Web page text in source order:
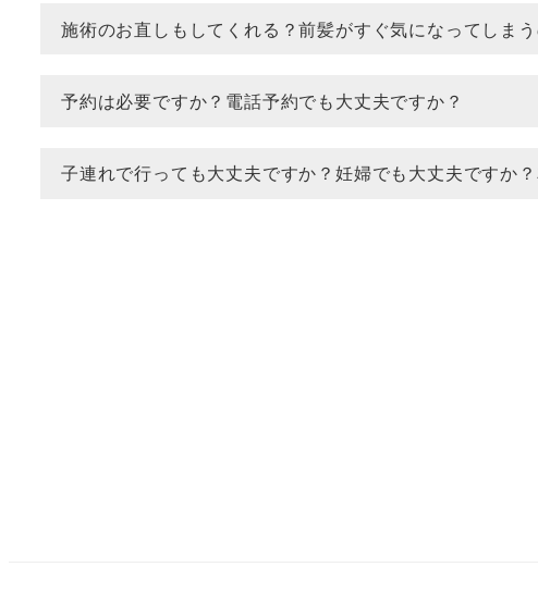
施術のお直しもしてくれる？前髪がすぐ気になってしま
予約は必要ですか？電話予約でも大丈夫ですか？
子連れで行っても大丈夫ですか？妊婦でも大丈夫ですか